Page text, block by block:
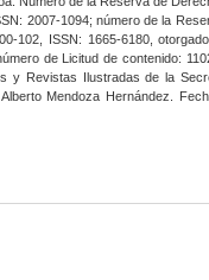
2007-1094; número de la
102, ISSN: 1665-6180,
de Licitud de contenido:
y Revistas Ilustradas de la
Mendoza Hernández.